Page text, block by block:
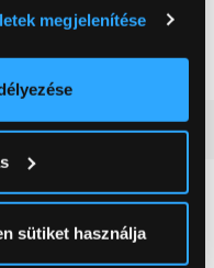
pontossággal
annak konkrét
aRészletek
visszavonhatja a
megjelenítése
sütiket használja
hűtőszekrény